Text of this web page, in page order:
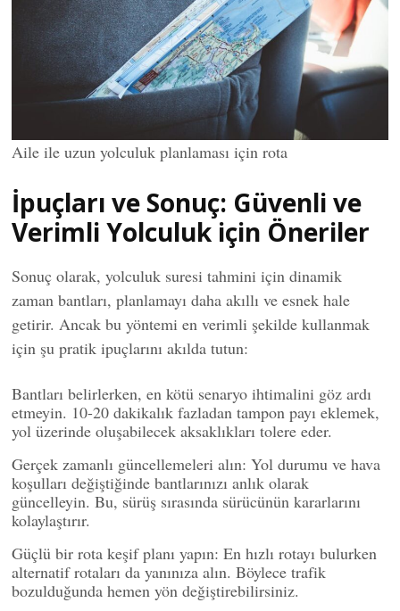
Aile ile uzun yolculuk planlaması için rota
İpuçları ve Sonuç: Güvenli ve
Verimli Yolculuk için Öneriler
Sonuç olarak, yolculuk suresi tahmini için dinamik
zaman bantları, planlamayı daha akıllı ve esnek hale
getirir. Ancak bu yöntemi en verimli şekilde kullanmak
için şu pratik ipuçlarını akılda tutun:
Bantları belirlerken, en kötü senaryo ihtimalini göz ardı
etmeyin. 10-20 dakikalık fazladan tampon payı eklemek,
yol üzerinde oluşabilecek aksaklıkları tolere eder.
Gerçek zamanlı güncellemeleri alın: Yol durumu ve hava
koşulları değiştiğinde bantlarınızı anlık olarak
güncelleyin. Bu, sürüş sırasında sürücünün kararlarını
kolaylaştırır.
Güçlü bir rota keşif planı yapın: En hızlı rotayı bulurken
alternatif rotaları da yanınıza alın. Böylece trafik
bozulduğunda hemen yön değiştirebilirsiniz.